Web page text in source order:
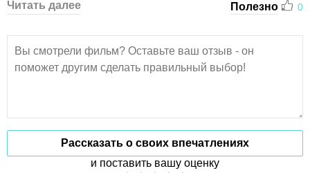
Читать далее Полезно 0
Рассказать о своих впечатлениях
и поставить вашу оценку